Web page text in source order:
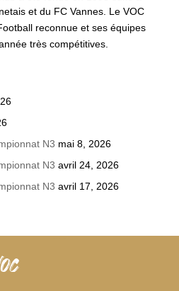
et du FC Vannes. Le VOC
reconnue et ses équipes
très compétitives.
N3 mai 8, 2026
N3 avril 24, 2026
N3 avril 17, 2026